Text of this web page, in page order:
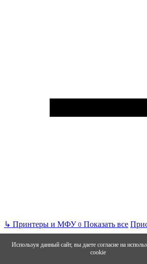
↳ Принтеры и МФУ 0 Показать все
Используя данный сайт, вы даете согласие на
cookie